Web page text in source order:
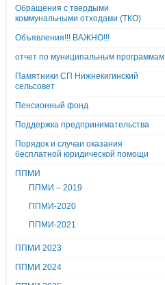
Обращения с твердыми
коммунальными отходами (ТКО)
Объявления!!! ВАЖНО!!!
отчет по муниципальным программам
Памятники СП Нижнекигинский
сельсовет
Пенсионный фонд
Поддержка предпринимательства
Порядок и случаи оказания
бесплатной юридической помощи
ППМИ
ППМИ – 2019
ППМИ-2020
ППМИ-2021
ППМИ 2023
ППМИ 2024